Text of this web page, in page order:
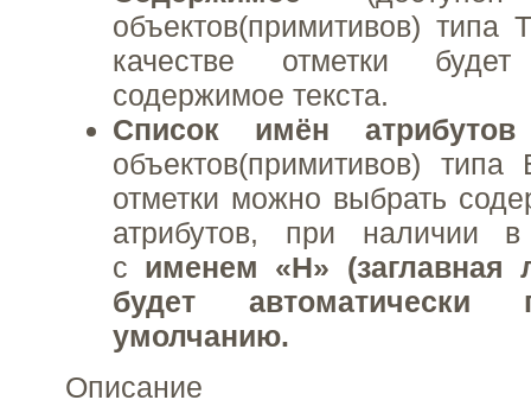
объектов(примитивов) типа
качестве отметки будет
содержимое текста.
Список имён
объектов(примитивов) типа
отметки можно выбрать
атрибутов, при наличии в
с именем «H» (заглавная
будет автоматически
умолчанию.
Описание